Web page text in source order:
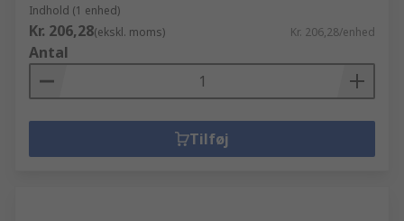
Indhold (1 enhed)
Kr. 206,28(ekskl. moms) Kr. 206,28/enhed
Antal
Tilføj